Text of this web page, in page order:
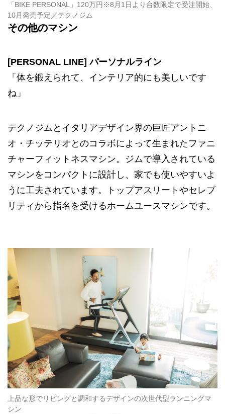
「BIKE PERSONAL」120万円※8月1日より台数限定で受注開始、
10月発売予定／テクノジム
その他のマシン
[PERSONAL LINE] パーソナルライン
「体を鍛えられて、インテリア的にも美しいです
ね」
テクノジムとイタリアデザイン界の巨匠アントニ
オ・チッテリオとのコラボによって生まれたファニ
チャーフィットネスマシン。ジムで導入されている
マシンをコンパクトに設計し、家でも使いやすいよ
うに工夫されています。トップアスリートやセレブ
リティから指名を受けるホームユースマシンです。
上品な形でリビングと調和するデザインの次世代型ランニングマ
シン